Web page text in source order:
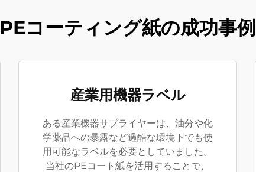
PEコーティング紙の成功事例
産業用機器ラベル
ある産業機器サプライヤーは、油分や化
学薬品への暴露など過酷な環境下でも使
用可能なラベルを必要としていました。
当社のPEコート紙を活用することで、